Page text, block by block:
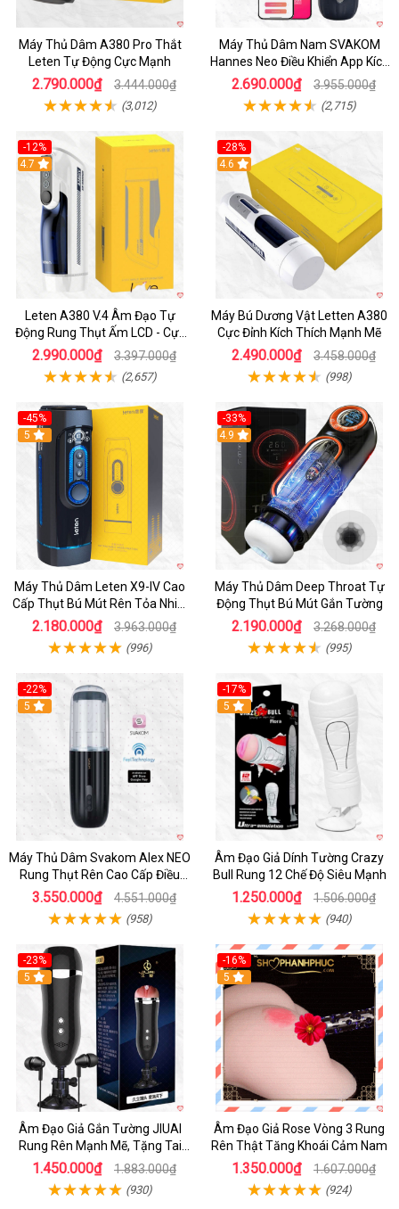
Máy Thủ Dâm A380 Pro Thắt
Leten Tự Động Cực Mạnh
2.790.000₫ 3.444.000₫
(3,012)
Máy Thủ Dâm Nam SVAKOM
Hannes Neo Điều Khiển App Kích
Thích
2.690.000₫ 3.955.000₫
(2,715)
-12%
Hot
4.7
Leten A380 V.4 Âm Đạo Tự
Động Rung Thụt Ấm LCD - Cực
Phê
2.990.000₫ 3.397.000₫
(2,657)
-28%
Hot
4.6
Máy Bú Dương Vật Letten A380
Cực Đỉnh Kích Thích Mạnh Mẽ
2.490.000₫ 3.458.000₫
(998)
-45%
Hot
5
Máy Thủ Dâm Leten X9-IV Cao
Cấp Thụt Bú Mút Rên Tỏa Nhiệt
Sạc Pin
2.180.000₫ 3.963.000₫
(996)
-33%
Hot
4.9
Máy Thủ Dâm Deep Throat Tự
Động Thụt Bú Mút Gắn Tường
2.190.000₫ 3.268.000₫
(995)
-22%
5
Máy Thủ Dâm Svakom Alex NEO
Rung Thụt Rên Cao Cấp Điều
Khiển App
3.550.000₫ 4.551.000₫
(958)
-17%
5
Âm Đạo Giả Dính Tường Crazy
Bull Rung 12 Chế Độ Siêu Mạnh
1.250.000₫ 1.506.000₫
(940)
-23%
5
Âm Đạo Giả Gắn Tường JIUAI
Rung Rên Mạnh Mẽ, Tặng Tai
Nghe
1.450.000₫ 1.883.000₫
(930)
-16%
5
Âm Đạo Giả Rose Vòng 3 Rung
Rên Thật Tăng Khoái Cảm Nam
1.350.000₫ 1.607.000₫
(924)